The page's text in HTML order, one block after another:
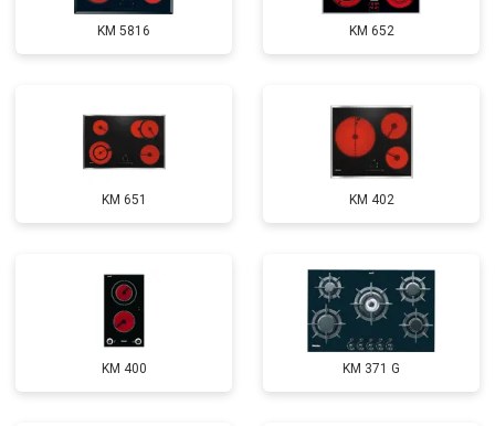
KM 5816 KM 652
KM 651 KM 402
KM 400 KM 371 G